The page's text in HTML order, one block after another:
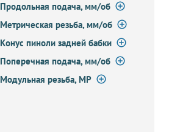
Продольная подача, мм/об
Метрическая резьба, мм/об
Конус пиноли задней бабки
Поперечная подача, мм/об
Модульная резьба, МР